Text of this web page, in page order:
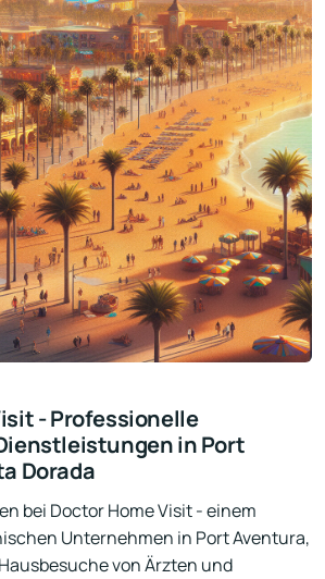
- Professionelle
in Port
Dorada
bei Doctor Home Visit - einem
Unternehmen in Port Aventura,
von Ärzten und